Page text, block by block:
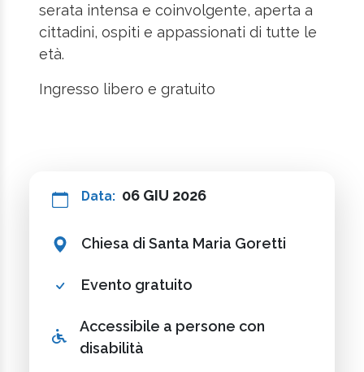
serata intensa e coinvolgente, aperta a
cittadini, ospiti e appassionati di tutte le
età.
Ingresso libero e gratuito
Data: 06 GIU 2026
Chiesa di Santa Maria Goretti
Evento gratuito
Accessibile a persone con
disabilità